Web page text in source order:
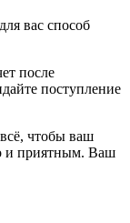
вас способ
после
поступление
чтобы ваш
и приятным. Ваш